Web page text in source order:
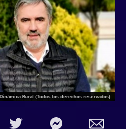
Dinámica Rural (Todos los derechos reservados)